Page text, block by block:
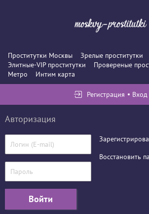
Проститутки Москвы Зрелые проститутки
Элитные-VIP проститутки
Провереные
Метро
Интим карта
Регистрация Вход
Авторизация
Войти
Восстановить